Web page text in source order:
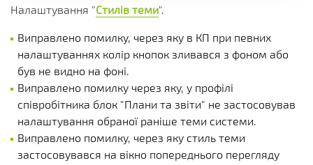
Налаштування "Стилів теми".
Виправлено помилку, через яку в КП при певних
налаштуваннях колір кнопок зливався з фоном або
був не видно на фоні.
Виправлено помилку через яку, у профілі
співробітника блок "Плани та звіти" не застосовував
налаштування обраної раніше теми системи.
Виправлено помилку, через яку стиль теми
застосовувався на вікно попереднього перегляду